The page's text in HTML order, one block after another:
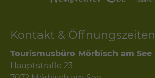
Kontakt & Öffnungszeiten
Tourismusbüro Mörbisch am See
Hauptstraße 23